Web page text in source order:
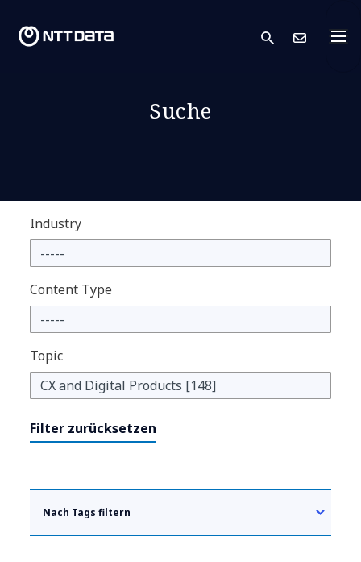
search
Suche
Industry
Content Type
Topic
Filter zurücksetzen
Nach Tags filtern